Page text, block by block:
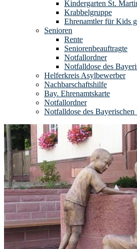
Kindergarten St.
Krabbelgruppe
Ehrenamtler für Kids
Senioren
Rente
Seniorenbeauftragte
Notfallordner
Notfalldose des
Helferkreis Asylbewerber
Nachbarschaftshilfe
Bay. Ehrenamtskarte
Notfallordner
Notfalldose des Bayerischen